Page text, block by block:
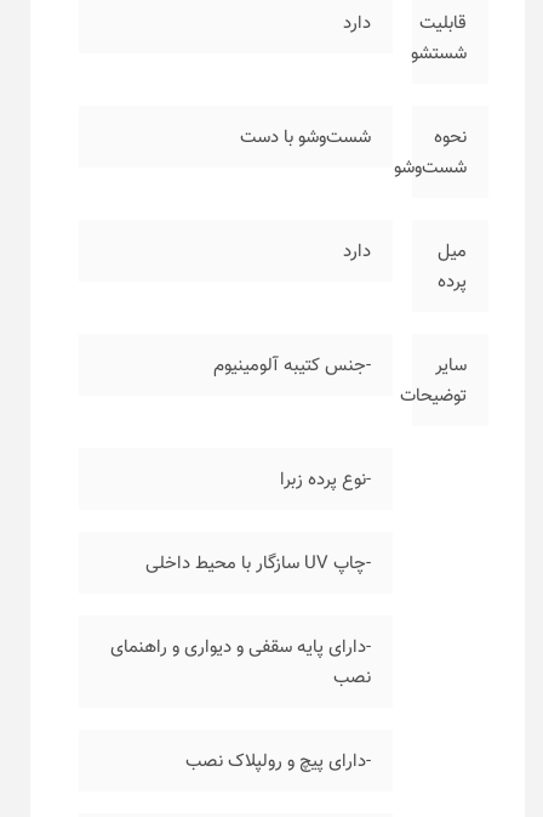
قابلیت
شستشو
دارد
نحوه
شست‌وشو
شست‌وشو با دست
میل
پرده
دارد
سایر
توضیحات
-جنس کتیبه آلومینیوم
-نوع پرده زبرا
-چاپ UV سازگار با محیط داخلی
-دارای پایه سقفی و دیواری و راهنمای
نصب
-دارای پیچ و رولپلاک نصب